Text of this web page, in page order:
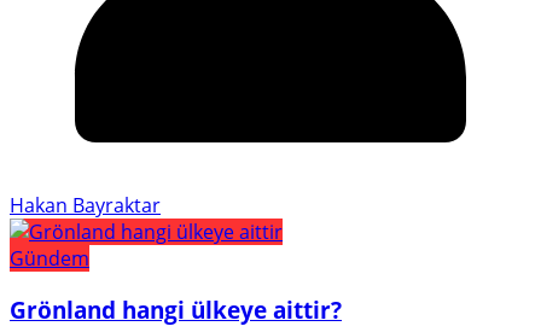
Hakan Bayraktar
Gündem
Grönland hangi ülkeye aittir?